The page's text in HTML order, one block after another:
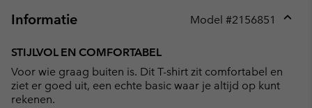
Informatie Model #2156851
STIJLVOL EN COMFORTABEL
Voor wie graag buiten is. Dit T-shirt zit comfortabel en
ziet er goed uit, een echte basic waar je altijd op kunt
rekenen.